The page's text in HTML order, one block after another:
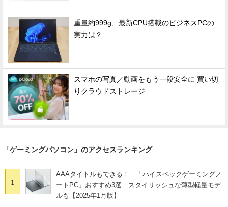
重量約999g、最新CPU搭載のビジネスPCの
実力は？
スマホの写真／動画をもう一段安全に 買い切
りクラウドストレージ
「ゲーミングパソコン」のアクセスランキング
1
AAAタイトルもできる！ 「ハイスペックゲーミングノ
ートPC」おすすめ3選 スタイリッシュな薄型軽量モデ
ルも【2025年1月版】